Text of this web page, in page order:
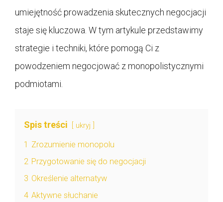
umiejętność prowadzenia skutecznych negocjacji
staje się kluczowa. W tym artykule przedstawimy
strategie i techniki, które pomogą Ci z
powodzeniem negocjować z monopolistycznymi
podmiotami.
Spis treści ukryj
1 Zrozumienie monopolu
2 Przygotowanie się do negocjacji
3 Określenie alternatyw
4 Aktywne słuchanie